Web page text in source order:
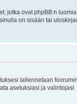
jotka ovat phpBB:n
on sisään tai
tallennetaan
asetuksiasi ja valintojasi.